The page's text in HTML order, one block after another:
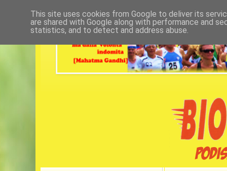
This site uses cookies from Google to deliver its
are shared with Google along with performance and
statistics, and to detect and address abuse.